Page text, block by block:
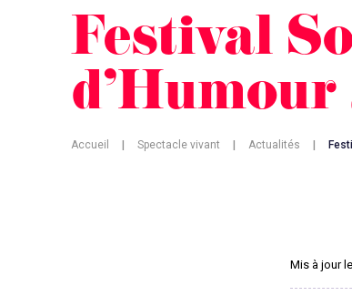
Festival
Accueil Spectacle vivant Actualités
Mis à jour